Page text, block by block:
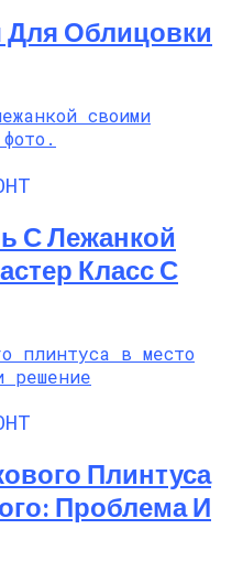
Облицовки
С Лежанкой
Класс С
Плинтуса
Проблема И